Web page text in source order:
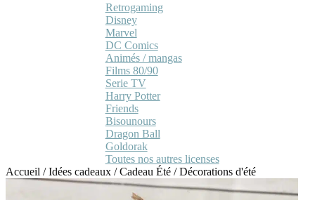
Retrogaming
Disney
Marvel
DC Comics
Animés / mangas
Films 80/90
Serie TV
Harry Potter
Friends
Bisounours
Dragon Ball
Goldorak
Toutes nos autres licenses
Accueil /Idées cadeaux /Cadeau Été /Décorations d'été